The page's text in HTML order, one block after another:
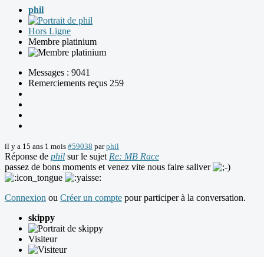
phil
Hors Ligne
Membre platinium
Messages : 9041
Remerciements reçus 259
il y a 15 ans 1 mois #59038 parphil
Réponse de phil sur le sujet Re: MB Race
passez de bons moments et venez vite nous faire saliver
Connexion ou Créer un compte pour participer à la conversation.
skippy
Visiteur